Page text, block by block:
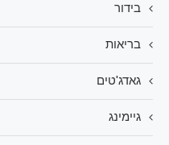
בידור
בריאות
גאדג'טים
גיימינג